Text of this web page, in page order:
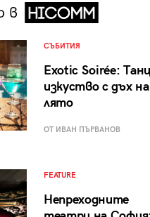
в
СЪБИТИЯ
Exotic Soirée:
изкуство с дъх на
лято
ОТ ИВАН ПЪРВАНОВ
FEATURE
Непреходните